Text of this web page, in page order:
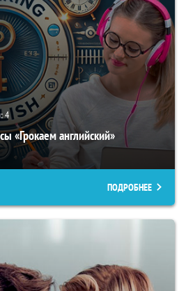
4
«Грокаем английский»
ПОДРОБНЕЕ